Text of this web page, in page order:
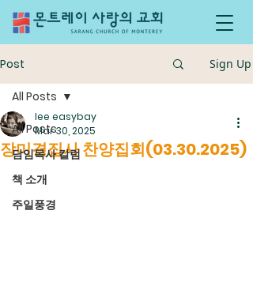
Post Sign Up
All Posts
담임목사 칼럼
책 소개
주일풍경
All Posts
장미경집사 찬양집회(03.30.2025)
lee easybay
Mar 30, 2025